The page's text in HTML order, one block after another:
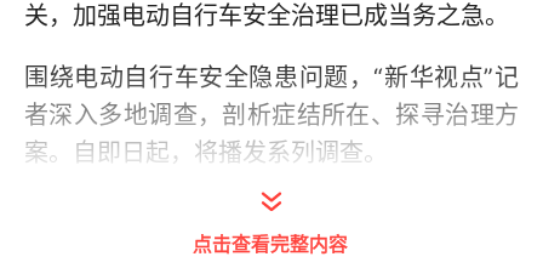
关，加强电动自行车安全治理已成当务之急。
围绕电动自行车安全隐患问题，“新华视点”记
者深入多地调查，剖析症结所在、探寻治理方
案。自即日起，将播发系列调查。
新华社北京3月18日电 题：劣质电池如何流入
市场？——电动自行车安全隐患系列调查之一
点击查看完整内容